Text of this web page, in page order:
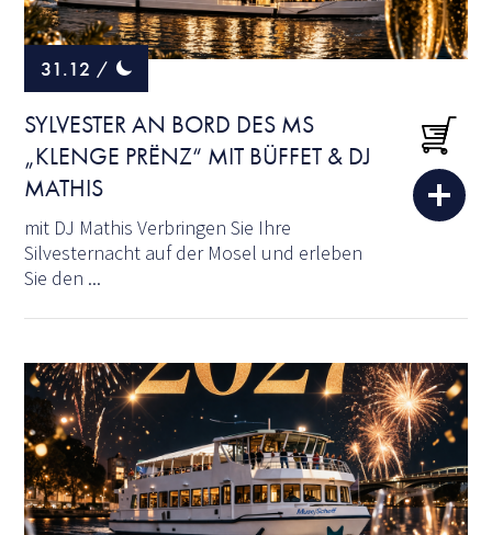
31.12 /
SYLVESTER AN BORD DES MS
„KLENGE PRËNZ“ MIT BÜFFET & DJ
MATHIS
mit DJ Mathis Verbringen Sie Ihre
Silvesternacht auf der Mosel und erleben
Sie den ...